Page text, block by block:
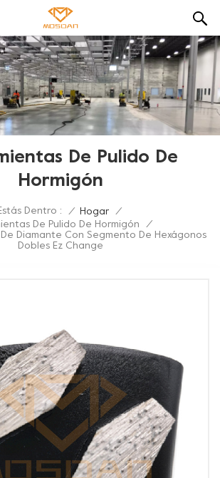
De Pulido De
Hormigón
Dentro : / Hogar
/
De Pulido De Hormigón
/
Diamante Con Segmento De Hexágonos
Dobles Ez Change